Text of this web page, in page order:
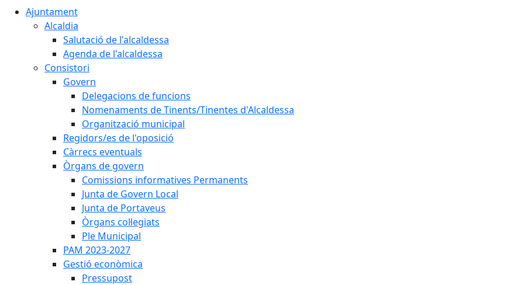
Ajuntament
Alcaldia
Salutació de l'alcaldessa
Agenda de l'alcaldessa
Consistori
Govern
Delegacions de funcions
Nomenaments de Tinents/Tinentes d'Alcaldessa
Organització municipal
Regidors/es de l'oposició
Càrrecs eventuals
Òrgans de govern
Comissions informatives Permanents
Junta de Govern Local
Junta de Portaveus
Òrgans col·legiats
Ple Municipal
PAM 2023-2027
Gestió econòmica
Pressupost